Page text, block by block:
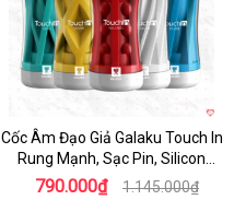
Cốc Âm Đạo Giả Galaku Touch In
Rung Mạnh, Sạc Pin, Silicon
Mềm
790.000₫ 1.145.000₫